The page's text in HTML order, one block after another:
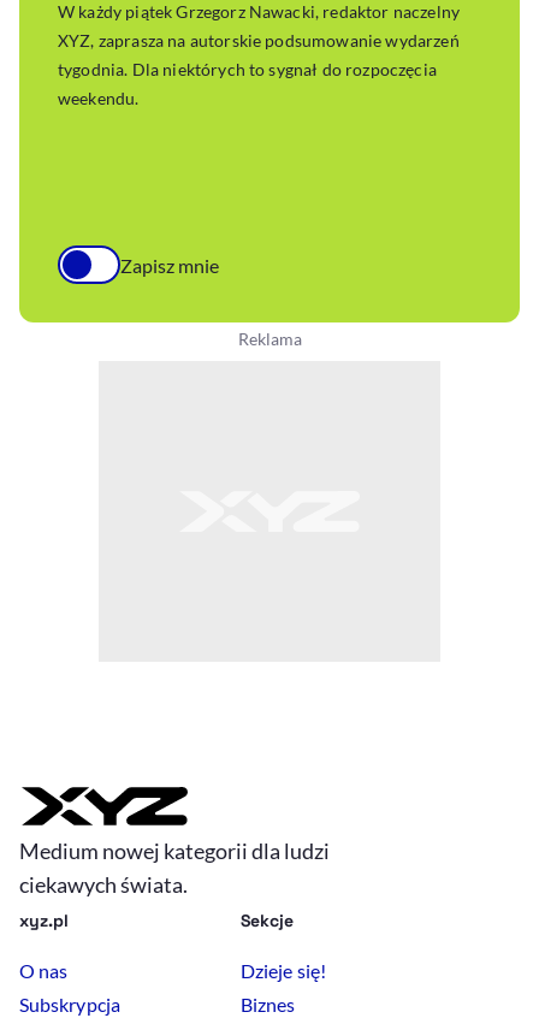
Medium nowej kategorii dla ludzi
ciekawych świata.
xyz.pl
O nas
Subskrypcja
Sekcje
Dzieje się!
Biznes